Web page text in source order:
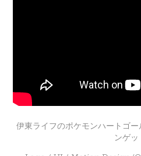
伊東ライフのポケモンハートゴ
ンゲッ